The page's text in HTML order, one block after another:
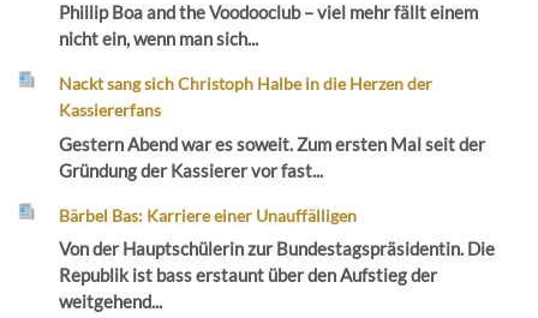
Phillip Boa and the Voodooclub – viel mehr fällt einem
nicht ein, wenn man sich...
Nackt sang sich Christoph Halbe in die Herzen der
Kassiererfans
Gestern Abend war es soweit. Zum ersten Mal seit der
Gründung der Kassierer vor fast...
Bärbel Bas: Karriere einer Unauffälligen
Von der Hauptschülerin zur Bundestagspräsidentin. Die
Republik ist bass erstaunt über den Aufstieg der
weitgehend...